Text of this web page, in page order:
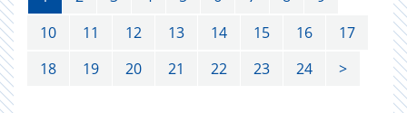
10
11 12 13 14 15 16
17
18
19 20 21 22 23 24 >